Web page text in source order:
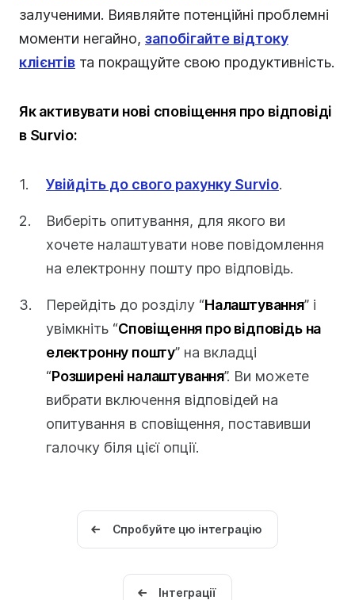
залученими. Виявляйте потенційні проблемні
моменти негайно, запобігайте відтоку
клієнтів та покращуйте свою продуктивність.
Як активувати нові сповіщення про відповіді
в Survio:
Увійдіть до свого рахунку Survio.
Виберіть опитування, для якого ви
хочете налаштувати нове повідомлення
на електронну пошту про відповідь.
Перейдіть до розділу “Налаштування” і
увімкніть “Сповіщення про відповідь на
електронну пошту” на вкладці
“Розширені налаштування”. Ви можете
вибрати включення відповідей на
опитування в сповіщення, поставивши
галочку біля цієї опції.
Інтеграції
Спробуйте цю інтеграцію